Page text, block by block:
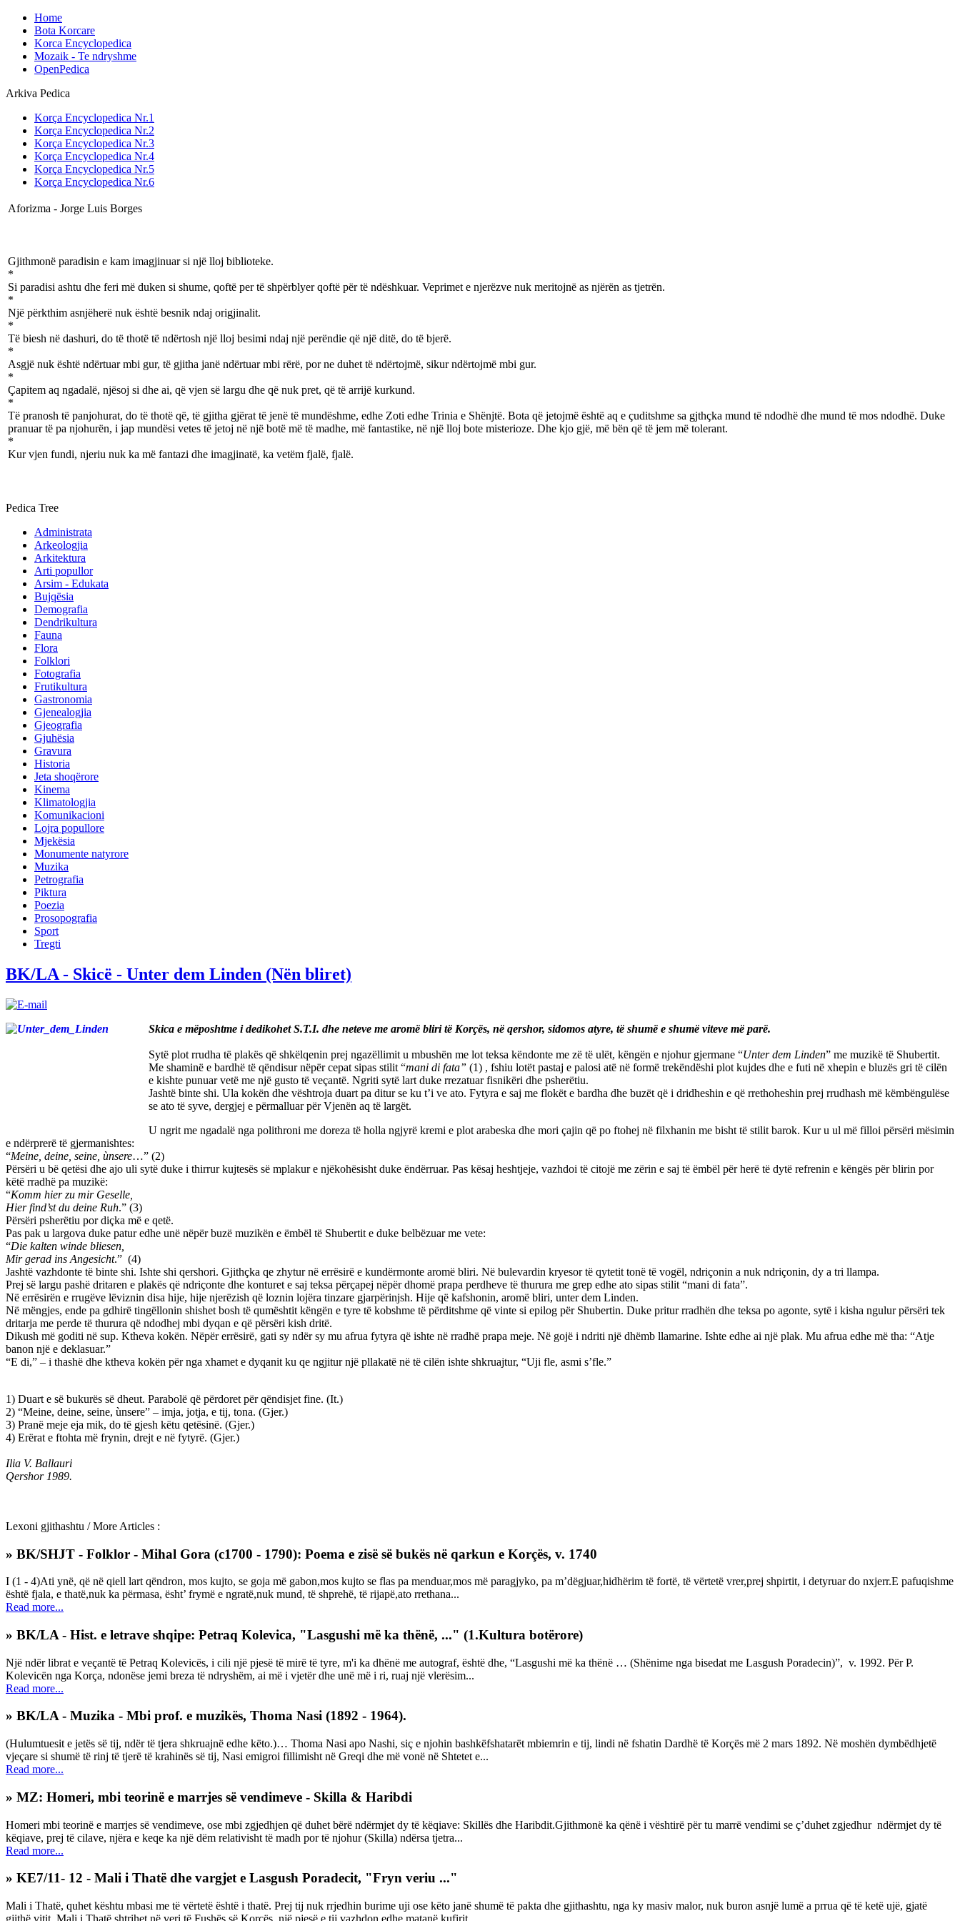
Home
Bota Korcare
Korca Encyclopedica
Mozaik - Te ndryshme
OpenPedica
Arkiva Pedica
Korça Encyclopedica Nr.1
Korça Encyclopedica Nr.2
Korça Encyclopedica Nr.3
Korça Encyclopedica Nr.4
Korça Encyclopedica Nr.5
Korça Encyclopedica Nr.6
Aforizma - Jorge Luis Borges
Gjithmonë paradisin e kam imagjinuar si një lloj biblioteke.
*
Si paradisi ashtu dhe feri më duken si shume, qoftë per të shpërblyer qoftë për të ndëshkuar. Veprimet e njerëzve nuk meritojnë as njërën as tjetrën.
*
Një përkthim asnjëherë nuk është besnik ndaj origjinalit.
*
Të biesh në dashuri, do të thotë të ndërtosh një lloj besimi ndaj një perëndie që një ditë, do të bjerë.
*
Asgjë nuk është ndërtuar mbi gur, të gjitha janë ndërtuar mbi rërë, por ne duhet të ndërtojmë, sikur ndërtojmë mbi gur.
*
Çapitem aq ngadalë, njësoj si dhe ai, që vjen së largu dhe që nuk pret, që të arrijë kurkund.
*
Të pranosh të panjohurat, do të thotë që, të gjitha gjërat të jenë të mundëshme, edhe Zoti edhe Trinia e Shënjtë. Bota që jetojmë është aq e çuditshme sa gjthçka mund të ndodhë dhe mund të mos ndodhë. Duke
pranuar të pa njohurën, i jap mundësi vetes të jetoj në një botë më të madhe, më fantastike, në një lloj bote misterioze. Dhe kjo gjë, më bën që të jem më tolerant.
*
Kur vjen fundi, njeriu nuk ka më fantazi dhe imagjinatë, ka vetëm fjalë, fjalë.
Pedica Tree
Administrata
Arkeologjia
Arkitektura
Arti popullor
Arsim - Edukata
Bujqësia
Demografia
Dendrikultura
Fauna
Flora
Folklori
Fotografia
Frutikultura
Gastronomia
Gjenealogjia
Gjeografia
Gjuhësia
Gravura
Historia
Jeta shoqërore
Kinema
Klimatologjia
Komunikacioni
Lojra popullore
Mjekësia
Monumente natyrore
Muzika
Petrografia
Piktura
Poezia
Prosopografia
Sport
Tregti
BK/LA - Skicë - Unter dem Linden (Nën bliret)
Skica e mëposhtme i dedikohet S.T.I. dhe neteve me aromë bliri të Korçës, në qershor, sidomos atyre, të shumë e shumë viteve më parë.
Sytë plot rrudha të plakës që shkëlqenin prej ngazëllimit u mbushën me lot teksa këndonte me zë të ulët, këngën e njohur gjermane “Unter dem Linden” me muzikë të Shubertit.
Me shaminë e bardhë të qëndisur nëpër cepat sipas stilit “mani di fata” (1) , fshiu lotët pastaj e palosi atë në formë trekëndëshi plot kujdes dhe e futi në xhepin e bluzës gri të cilën
e kishte punuar vetë me një gusto të veçantë. Ngriti sytë lart duke rrezatuar fisnikëri dhe psherëtiu.
Jashtë binte shi. Ula kokën dhe vështroja duart pa ditur se ku t’і ve ato. Fytyra e saj me flokët e bardha dhe buzët që і dridheshin e që rrethoheshin prej rrudhash më këmbëngulëse
se ato të syve, dergjej e përmalluar për Vjenën aq të largët.
U ngrit me ngadalë nga polithroni me doreza të holla ngjyrë kremi e plot arabeska dhe mori çajin që po ftohej në filxhanin me bisht të stilit barok. Kur u ul më filloi përsëri mësimin
e ndërprerë të gjermanishtes:
“Meine, deine, seine, ùnsere…” (2)
Përsëri u bë qetësi dhe ajo uli sytë duke і thirrur kujtesës së mplakur e njëkohësisht duke ëndërruar. Pas kësaj heshtjeje, vazhdoi të citojë me zërin e saj të ëmbël për herë të dytë refrenin e këngës për blirin por
këtë rradhë pa muzikë:
“Komm hier zu mir Geselle,
Hier find’st du deine Ruh.” (3)
Përsëri psherëtiu por diçka më e qetë.
Pas pak u largova duke patur edhe unë nëpër buzë muzikën e ëmbël të Shubertit e duke belbëzuar me vete:
“Die kalten winde bliesen,
Mir gerad ins Angesicht.” (4)
Jashtë vazhdonte të binte shi. Ishte shi qershori. Gjithçka qe zhytur në errësirë e kundërmonte aromë bliri. Në bulevardin kryesor të qytetit tonë të vogël, ndriçonin a nuk ndriçonin, dy a tri llampa.
Prej së largu pashë dritaren e plakës që ndriçonte dhe konturet e saj teksa përçapej nëpër dhomë prapa perdheve të thurura me grep edhe ato sipas stilit “mani di fata”.
Në errësirën e rrugëve lëviznin disa hije, hije njerëzish që loznin lojëra tinzare gjarpërinjsh. Hije që kafshonin, aromë bliri, unter dem Linden.
Në mëngjes, ende pa gdhirë tingëllonin shishet bosh të qumështit këngën e tyre të kobshme të përditshme që vinte si epilog për Shubertin. Duke pritur rradhën dhe teksa po agonte, sytë і kisha ngulur përsëri tek
dritarja me perde të thurura që ndodhej mbi dyqan e që përsëri kish dritë.
Dikush më goditi në sup. Ktheva kokën. Nëpër errësirë, gati sy ndër sy mu afrua fytyra që ishte në rradhë prapa meje. Në gojë і ndriti një dhëmb llamarine. Ishte edhe ai një plak. Mu afrua edhe më tha: “Atje
banon një e deklasuar.”
“E di,” – і thashë dhe ktheva kokën për nga xhamet e dyqanit ku qe ngjitur një pllakatë në të cilën ishte shkruajtur, “Uji fle, asmi s’fle.”
1) Duart e së bukurës së dheut. Parabolë që përdoret për qëndisjet fine. (It.)
2) “Meine, deine, seine, ùnsere” – imja, jotja, e tij, tona. (Gjer.)
3) Pranë meje eja mik, do të gjesh këtu qetësinë. (Gjer.)
4) Erërat e ftohta më frynin, drejt e në fytyrë. (Gjer.)
Ilia V. Ballauri
Qershor 1989.
Lexoni gjithashtu / More Articles :
» BK/SHJT - Folklor - Mihal Gora (c1700 - 1790): Poema e zisë së bukës në qarkun e Korçës, v. 1740
I (1 - 4)Ati ynë, që në qiell lart qëndron, mos kujto, se goja më gabon,mos kujto se flas pa menduar,mos më paragjyko, pa m’dëgjuar,hidhërim të fortë, të vërtetë vrer,prej shpirtit, i detyruar do nxjerr.E pafuqishme
është fjala, e thatë,nuk ka përmasa, ësht’ frymë e ngratë,nuk mund, të shprehë, të rijapë,ato rrethana...
Read more...
» BK/LA - Hist. e letrave shqipe: Petraq Kolevica, "Lasgushi më ka thënë, ..." (1.Kultura botërore)
Një ndër librat e veçantë të Petraq Kolevicës, i cili një pjesë të mirë të tyre, m'i ka dhënë me autograf, është dhe, “Lasgushi më ka thënë … (Shënime nga bisedat me Lasgush Poradecin)”, v. 1992. Për P.
Kolevicën nga Korça, ndonëse jemi breza të ndryshëm, ai më i vjetër dhe unë më i ri, ruaj një vlerësim...
Read more...
» BK/LA - Muzika - Mbi prof. e muzikës, Thoma Nasi (1892 - 1964).
(Hulumtuesit e jetës së tij, ndër të tjera shkruajnë edhe këto.)… Thoma Nasi apo Nashi, siç e njohin bashkëfshatarët mbiemrin e tij, lindi në fshatin Dardhë të Korçës më 2 mars 1892. Në moshën dymbëdhjetë
vjeçare si shumë të rinj të tjerë të krahinës së tij, Nasi emigroi fillimisht në Greqi dhe më vonë në Shtetet e...
Read more...
» MZ: Homeri, mbi teorinë e marrjes së vendimeve - Skilla & Haribdi
Homeri mbi teorinë e marrjes së vendimeve, ose mbi zgjedhjen që duhet bërë ndërmjet dy të këqiave: Skillës dhe Haribdit.Gjithmonë ka qënë i vështirë për tu marrë vendimi se ç’duhet zgjedhur ndërmjet dy të
këqiave, prej të cilave, njëra e keqe ka një dëm relativisht të madh por të njohur (Skilla) ndërsa tjetra...
Read more...
» KE7/11- 12 - Mali i Thatë dhe vargjet e Lasgush Poradecit, "Fryn veriu ..."
Mali i Thatë, quhet kështu mbasi me të vërtetë është i thatë. Prej tij nuk rrjedhin burime uji ose këto janë shumë të pakta dhe gjithashtu, nga ky masiv malor, nuk buron asnjë lumë a prrua që të ketë ujë, gjatë
gjithë vitit. Mali i Thatë shtrihet në veri të Fushës së Korçës, një pjesë e tij vazhdon edhe matanë kufirit...